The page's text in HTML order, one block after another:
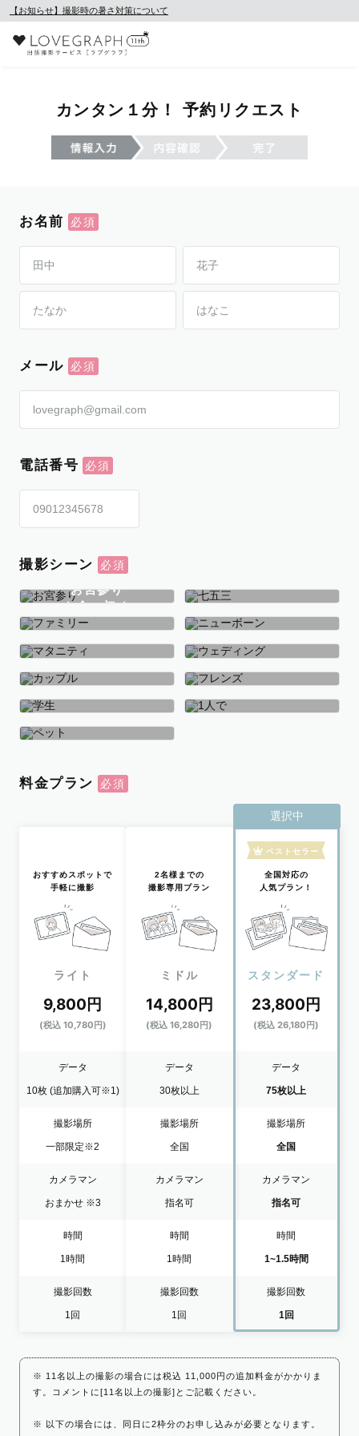
【お知らせ】撮影時の暑さ対策について
カンタン１分！ 予約リクエスト
お名前
メール
電話番号
撮影シーン
お宮参り
お食い初め
七五三
ファミリー ニューボーン
マタニティ ウェディング
カップル フレンズ
学生
料金プラン
おすすめスポットで
手軽に撮影
ライト
9,800円
(税込 10,780円)
データ
10枚 (追加購入可※1)
撮影場所
一部限定※2
カメラマン
おまかせ ※3
時間
1時間
撮影回数
1回
2名様までの
撮影専用プラン
ミドル
14,800円
(税込 16,280円)
データ
30枚以上
撮影場所
全国
カメラマン
指名可
時間
1時間
撮影回数
1回
選択中
ベストセラー
全国対応の
人気プラン！
スタンダード
23,800円
(税込 26,180円)
データ
75枚以上
撮影場所
全国
カメラマン
指名可
時間
1~1.5時間
撮影回数
1回
※ 11名以上の撮影の場合には税込 11,000円の追加料金がかかりま
す。コメントに[11名以上の撮影]とご記載ください。
※ 以下の場合には、同日に2枠分のお申し込みが必要となります。